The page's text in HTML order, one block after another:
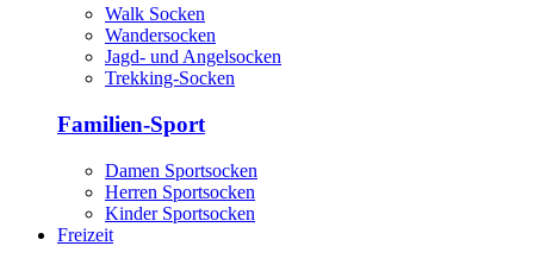
Walk Socken
Wandersocken
Jagd- und Angelsocken
Trekking-Socken
Familien-Sport
Damen Sportsocken
Herren Sportsocken
Kinder Sportsocken
Freizeit